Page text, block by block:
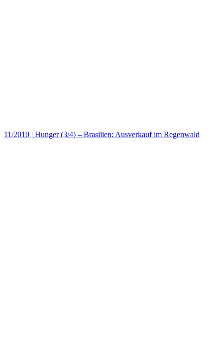
11/2010 | Hunger (3/4) – Brasilien: Ausverkauf im Regenwald